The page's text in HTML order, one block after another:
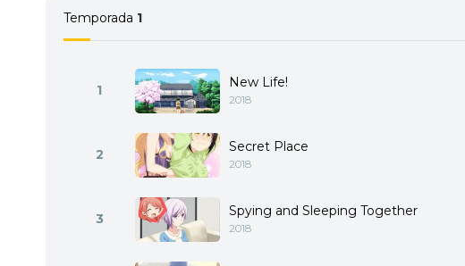
Temporada 1
1 New Life!
2018
2 Secret Place
2018
3 Spying and Sleeping Together
2018